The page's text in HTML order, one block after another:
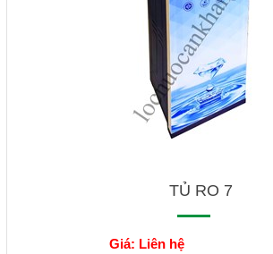
TỦ RO 7
Giá: Liên hệ